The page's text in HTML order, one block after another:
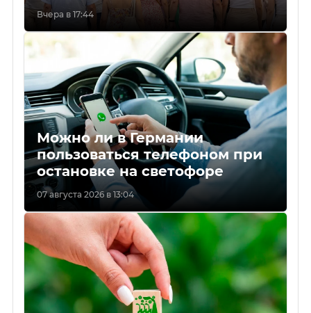
Вчера в 17:44
Можно ли в Германии
пользоваться телефоном при
остановке на светофоре
07 августа 2026 в 13:04